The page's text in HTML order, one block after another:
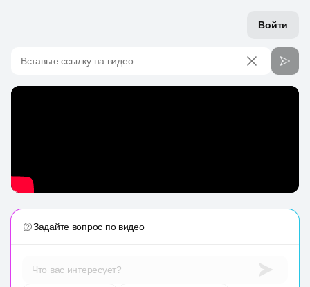
Войти
Вставьте ссылку на видео
Задайте вопрос по видео
Что вас интересует?